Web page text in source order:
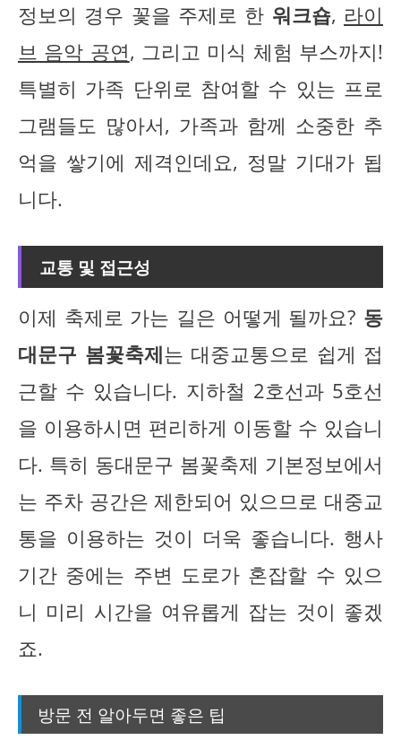
정보의 경우 꽃을 주제로 한 워크숍, 라이
브 음악 공연, 그리고 미식 체험 부스까지!
특별히 가족 단위로 참여할 수 있는 프로
그램들도 많아서, 가족과 함께 소중한 추
억을 쌓기에 제격인데요, 정말 기대가 됩
니다.
교통 및 접근성
이제 축제로 가는 길은 어떻게 될까요? 동
대문구 봄꽃축제는 대중교통으로 쉽게 접
근할 수 있습니다. 지하철 2호선과 5호선
을 이용하시면 편리하게 이동할 수 있습니
다. 특히 동대문구 봄꽃축제 기본정보에서
는 주차 공간은 제한되어 있으므로 대중교
통을 이용하는 것이 더욱 좋습니다. 행사
기간 중에는 주변 도로가 혼잡할 수 있으
니 미리 시간을 여유롭게 잡는 것이 좋겠
죠.
방문 전 알아두면 좋은 팁